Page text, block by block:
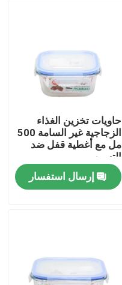
حاويات تخزين الغذاء
الزجاجية غير السامة 500
مل مع أغطية قفل ضد
التسرب
إرسال استفسار